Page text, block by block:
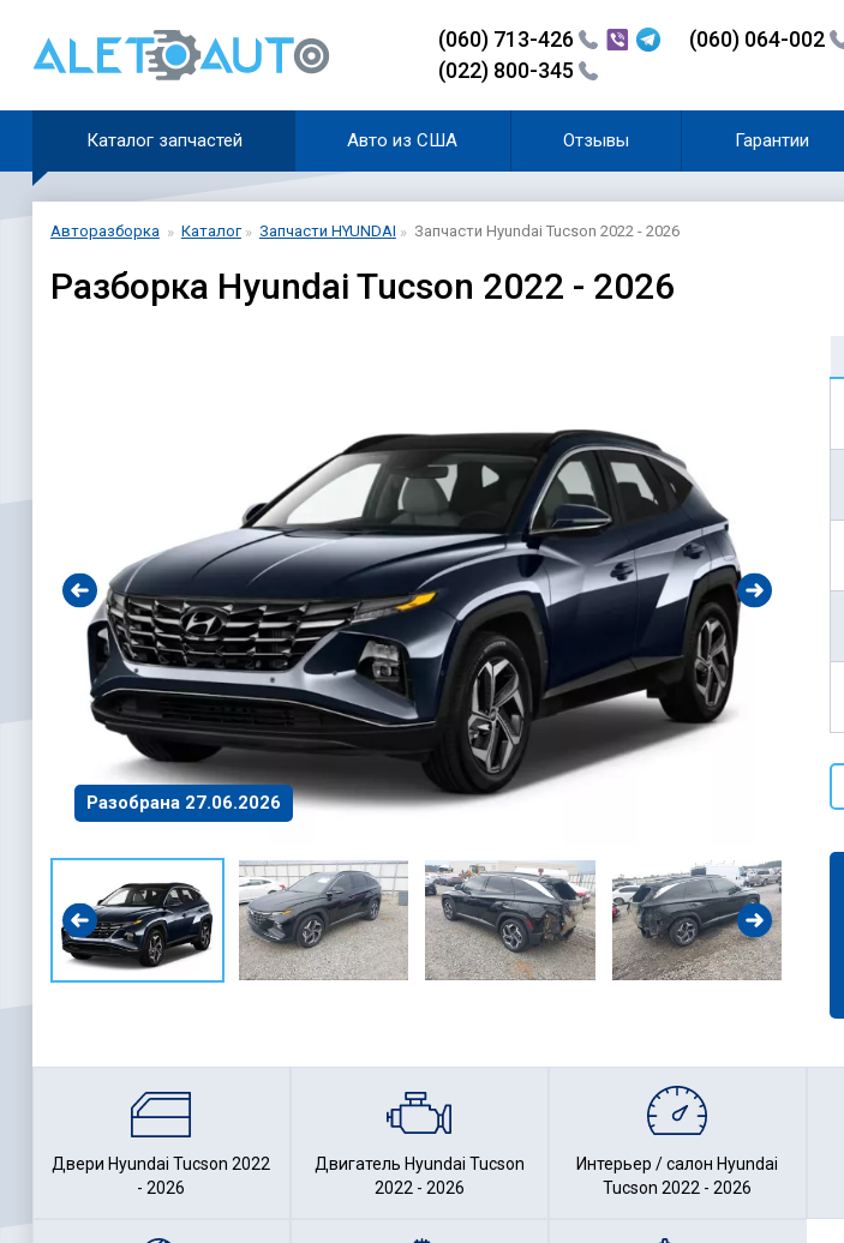
(060) 713-426 (060) 064-002
(022) 800-345
Каталог запчастей Авто из США Отзывы Гарантии
Авторазборка Каталог Запчасти HYUNDAI Запчасти Hyundai Tucson 2022 - 2026
Разборка Hyundai Tucson 2022 - 2026
Разобрана 27.06.2026
Двери Hyundai Tucson 2022
- 2026
Двигатель Hyundai Tucson
2022 - 2026
Интерьер / салон Hyundai
Tucson 2022 - 2026